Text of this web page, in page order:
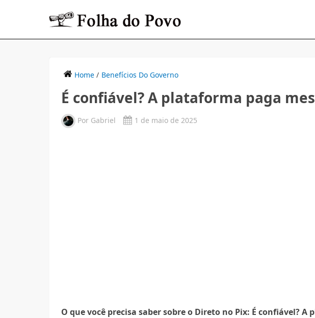
Home / Benefícios Do Governo
É confiável? A plataforma paga
Por Gabriel 1 de maio de 2025
O que você precisa saber sobre o Direto no Pix: É confiável?